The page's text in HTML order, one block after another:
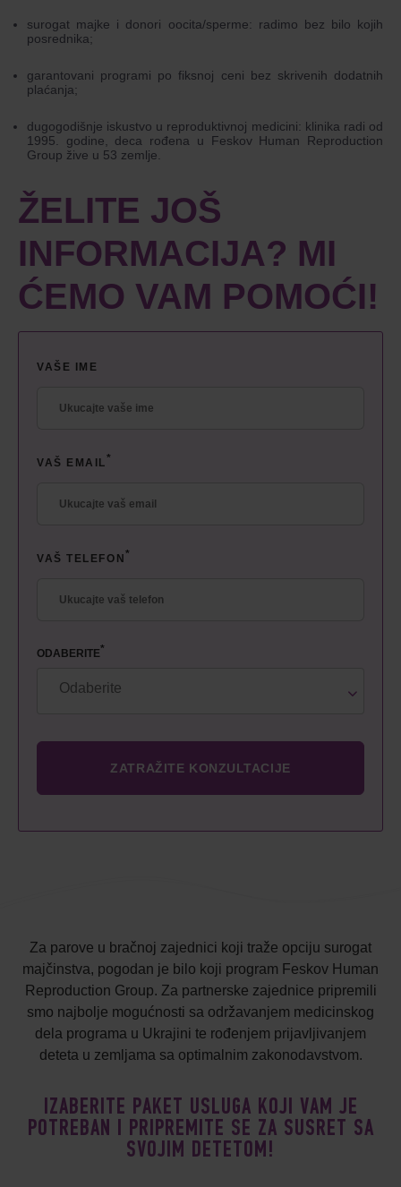
surogat majke i donori oocita/sperme: radimo bez bilo kojih
posrednika;
garantovani programi po fiksnoj ceni bez skrivenih dodatnih
plaćanja;
dugogodišnje iskustvo u reproduktivnoj medicini: klinika radi od
1995. godine, deca rođena u Feskov Human Reproduction
Group žive u 53 zemlje.
ŽELITE JOŠ
INFORMACIJA? MI
ĆEMO VAM POMOĆI!
VAŠE IME
VAŠ EMAIL *
VAŠ TELEFON*
ODABERITE*
Za parove u bračnoj zajednici koji traže opciju surogat
majčinstva, pogodan je bilo koji program Feskov Human
Reproduction Group. Za partnerske zajednice pripremili
smo najbolje mogućnosti sa održavanjem medicinskog
dela programa u Ukrajini te rođenjem prijavljivanjem
deteta u zemljama sa optimalnim zakonodavstvom.
IZABERITE PAKET USLUGA KOJI VAM JE
POTREBAN I PRIPREMITE SE ZA SUSRET SA
SVOJIM DETETOM!